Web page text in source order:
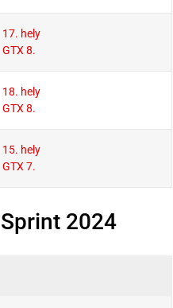
17. hely
GTX 8.
18. hely
GTX 8.
15. hely
GTX 7.
2024